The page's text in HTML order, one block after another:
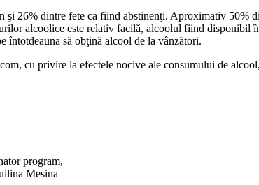
şi 26% dintre fete ca fiind abstinenţi. Aproximativ 50%
alcoolice este relativ facilă, alcoolul fiind disponibil
întotdeauna să obţină alcool de la vânzători.
, cu privire la efectele nocive ale consumului de
program,
Mesina